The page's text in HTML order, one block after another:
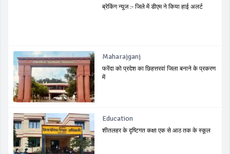
ब्रेकिंग न्यूज :- जिले में डीएम ने किया हाई अलर्ट
Maharajganj
फरेंदा को प्रदेश का छिहत्तरवां जिला बनाने के प्रकरण
में
Education
शीतलहर के दृष्टिगत कक्षा एक से आठ तक के स्कूल